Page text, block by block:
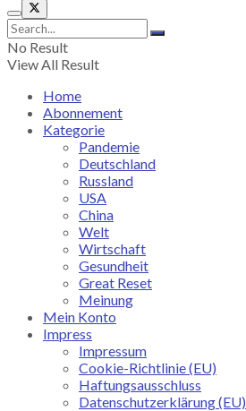
No Result
View All Result
Home
Abonnement
Kategorie
Pandemie
Deutschland
Russland
USA
China
Welt
Wirtschaft
Gesundheit
Great Reset
Meinung
Mein Konto
Impress
Impressum
Cookie-Richtlinie (EU)
Haftungsausschluss
Datenschutzerklärung (EU)